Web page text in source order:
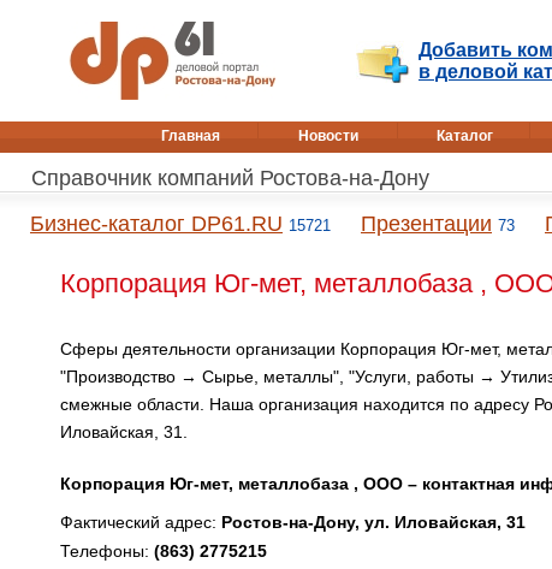
Добавить
в деловой
Главная Новости Каталог
Справочник компаний Ростова-на-Дону
Бизнес-каталог DP61.RU 15721 Презентации 73
Корпорация Юг-мет, металлобаза ,
Сферы деятельности организации Корпорация Юг-мет,
"Производство → Сырье, металлы", "Услуги, работы →
смежные области. Наша организация находится по адресу
Иловайская, 31.
Корпорация Юг-мет, металлобаза , ООО – контактная
Фактический адрес: Ростов-на-Дону, ул. Иловайская, 31
Телефоны: (863) 2775215